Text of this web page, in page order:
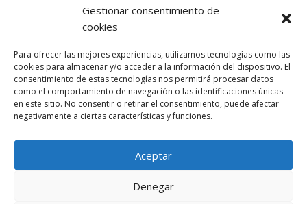
Gestionar consentimiento de
cookies
Para ofrecer las mejores experiencias, utilizamos tecnologías como las
cookies para almacenar y/o acceder a la información del dispositivo. El
consentimiento de estas tecnologías nos permitirá procesar datos
como el comportamiento de navegación o las identificaciones únicas
en este sitio. No consentir o retirar el consentimiento, puede afectar
negativamente a ciertas características y funciones.
Aceptar
Denegar
Deja una respuesta
comentario.
Entra con tu red social
He leído y acepto laPolítica de Privacidad